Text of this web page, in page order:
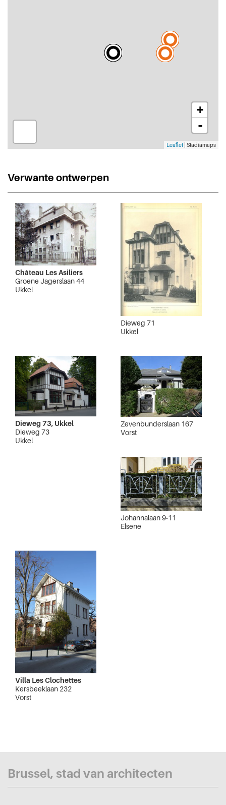
+
-
Leaflet | Stadiamaps
Verwante ontwerpen
Château Les Asiliers
Groene Jagerslaan 44
Ukkel
Dieweg 71
Ukkel
Dieweg 73, Ukkel
Dieweg 73
Ukkel
Zevenbunderslaan 167
Vorst
Johannalaan 9-11
Elsene
Villa Les Clochettes
Kersbeeklaan 232
Vorst
Brussel, stad van architecten